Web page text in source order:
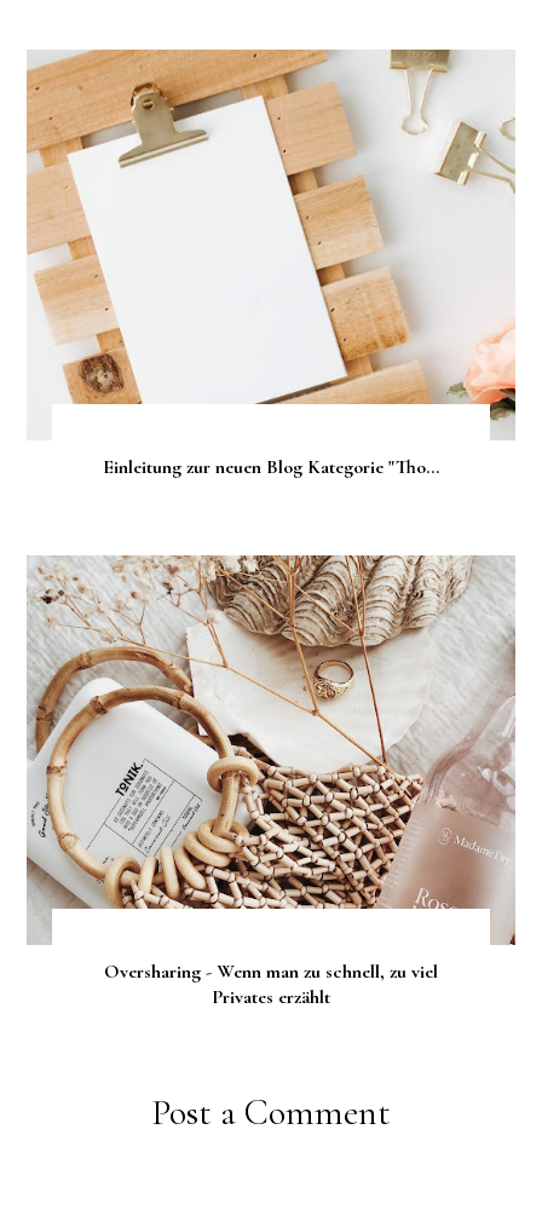
Einleitung zur neuen Blog Kategorie "Tho...
Oversharing - Wenn man zu schnell, zu viel
Privates erzählt
Post a Comment